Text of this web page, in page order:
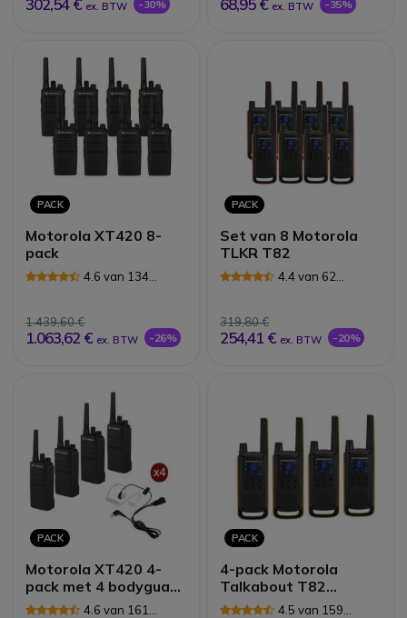
302,54 € ex. BTW -30% 68,95 € ex. BTW -35%
PACK
Motorola XT420 8-
pack
4.6 van 134
1.439,60 €
1.063,62 € ex. BTW -26%
PACK
Set van 8 Motorola
TLKR T82
4.4 van 62
319,80 €
254,41 € ex. BTW -20%
PACK
Motorola XT420 4-
pack met 4 bodyguard
headsets4.6 van 161
PACK
4-pack Motorola
Talkabout T82
Extreme (2 paar)
4.5 van 159